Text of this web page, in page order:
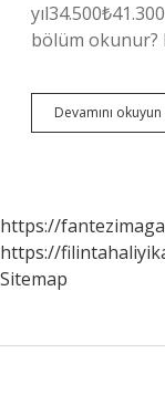
bölüm okunur?
Devamını okuyun
https://
https://
Sitemap